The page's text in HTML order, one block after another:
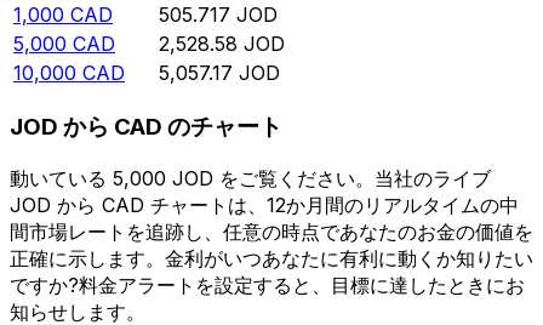
1,000 CAD 505.717 JOD
5,000 CAD 2,528.58 JOD
10,000 CAD 5,057.17 JOD
JOD から CAD のチャート
動いている 5,000 JOD をご覧ください。当社のライブ
JOD から CAD チャートは、12か月間のリアルタイムの中
間市場レートを追跡し、任意の時点であなたのお金の価値を
正確に示します。金利がいつあなたに有利に動くか知りたい
ですか?料金アラートを設定すると、目標に達したときにお
知らせします。